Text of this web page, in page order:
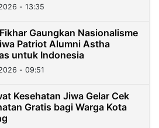
- 13:35
Gaungkan Nasionalisme
Patriot Alumni Astha
untuk Indonesia
- 09:51
Kesehatan Jiwa Gelar Cek
Gratis bagi Warga Kota